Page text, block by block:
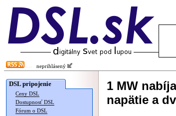
neprihlásený
DSL pripojenie
Ceny DSL
Dostupnosť DSL
Fórum o DSL
1 MW
napätie a